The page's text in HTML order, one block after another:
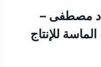
مصطفى –
للإنتاج